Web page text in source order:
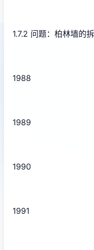
1.7.2 问题：柏林墙的
1988
1989
1990
1991